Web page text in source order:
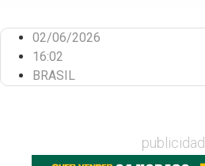
02/06/2026
16:02
BRASIL